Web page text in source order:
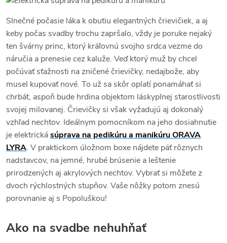
Slnečné počasie láka k obutiu elegantných črievičiek, a aj
keby počas svadby trochu zapršalo, vždy je poruke nejaký
ten švárny princ, ktorý kráľovnú svojho srdca vezme do
náručia a prenesie cez kaluže. Veď ktorý muž by chcel
počúvať sťažnosti na zničené črievičky, nedajbože, aby
musel kupovať nové. To už sa skôr oplatí ponamáhať si
chrbát, aspoň bude hrdina objektom láskyplnej starostlivosti
svojej milovanej. Črievičky si však vyžadujú aj dokonalý
vzhľad nechtov. Ideálnym pomocníkom na jeho dosiahnutie
je elektrickásúprava na pedikúru a manikúru ORAVA
LYRA. V praktickom úložnom boxe nájdete päť rôznych
nadstavcov, na jemné, hrubé brúsenie a leštenie
prirodzených aj akrylových nechtov. Vybrať si môžete z
dvoch rýchlostných stupňov. Vaše nôžky potom znesú
porovnanie aj s Popoluškou!
Ako na svadbe nehuhňať